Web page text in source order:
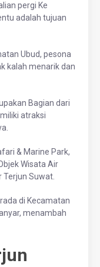
pergi Ke
adalah tujuan
Ubud, pesona
kalah menarik dan
Bagian dari
atraksi
& Marine Park,
Wisata Air
Terjun Suwat.
di Kecamatan
menambah